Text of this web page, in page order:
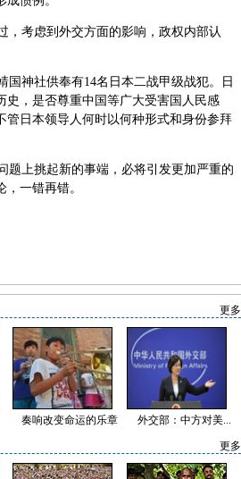
，考虑到外交方面的影响，政权内部认
神社供奉有14名日本二战甲级战犯。日
史，是否尊重中国等广大受害国人民感
日本领导人何时以何种形式和身份参拜
题上挑起新的事端，必将引发更加严重的
一错再错。
更多
奏响改变命运的乐章 外交部：中方对美...
更多